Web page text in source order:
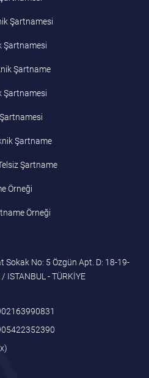
Şartnamesi
Şartnamesi
Şartname
Şartnamesi
Şartname
Şartname
Örneği
Örneği
Sokak No: 5 Özgün Apt. D: 18-19-
ISTANBUL - TÜRKİYE